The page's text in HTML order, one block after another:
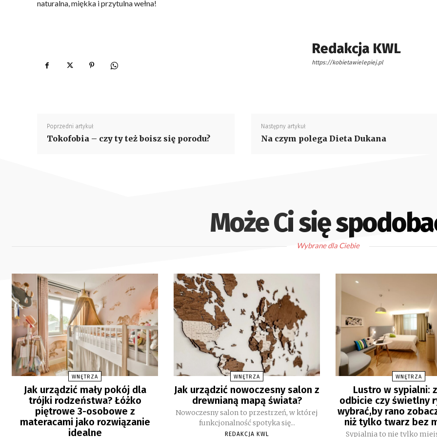
naturalna, miękka i przytulna wełna!
Redakcja KWL
https://kobietawielepiej.pl
Poprzedni artykuł
Tokofobia – czy ty też boisz się porodu?
Następny artykuł
Na czym polega Dieta Dukana
Może Ci się
Wybrane dla Ciebie
WNĘTRZA
Jak urządzić mały pokój dla
trójki rodzeństwa? Łóżko
piętrowe 3-osobowe z
materacami jako rozwiązanie
idealne
WNĘTRZA
Jak urządzić nowoczesny salon z
drewnianą mapą świata?
Nowoczesny salon to przestrzeń, w której
funkcjonalność spotyka się...
REDAKCJA KWL
WNĘTRZA
Lustro w sypialni:
odbicie czy świetlny
wybrać,by rano
niż tylko twarz bez
Sypialnia to nie tylko